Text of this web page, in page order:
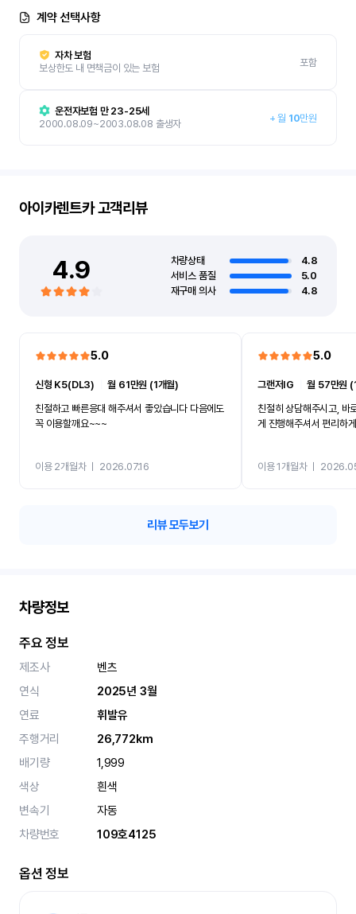
계약 선택사항
자차 보험
보상한도 내 면책금이 있는 보험
포함
운전자보험 만 23-25세
2000.08.09~2003.08.08 출생자
+월 10만원
아이카렌트카고객리뷰
4.9 차량상태
4.8
서비스 품질
5.0
재구매 의사
4.8
5.0
신형 K5(DL3) ㅣ월 61만원 (1개월)
친절하고 빠른응대 해주셔서 좋았습니다 다음에도
꼭 이용할깨요~~~
이용 2개월차ㅣ 2026.07.16
5.0
그랜저IG ㅣ월 57만원
친절히 상담해주시고, 바
게 진행해주셔서 편리하
이용 1개월차ㅣ
리뷰 모두보기
차량정보
주요 정보
제조사
벤츠
연식
2025년 3월
연료
휘발유
주행거리
26,772km
배기량
1,999
색상
흰색
변속기
자동
차량번호
109호4125
옵션 정보